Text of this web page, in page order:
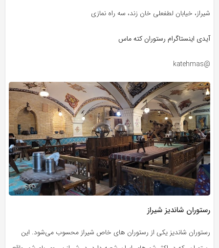
شیراز، خیابان لطفعلی خان زند، سه راه نمازی
آیدی اینستاگرام رستوران کته ماس
@katehmas
رستوران شاندیز شیراز
رستوران شاندیز یکی از رستوران های خاص شیراز محسوب می‌شود. این